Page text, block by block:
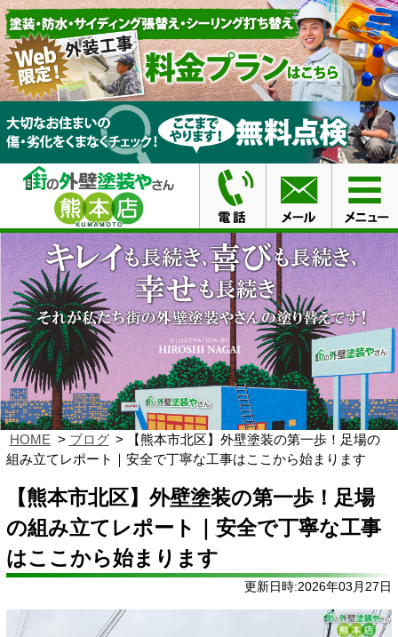
HOME ブログ
【熊本市北区】外壁塗装の第一歩！足場の
組み立てレポート｜安全で丁寧な工事はここから始まります
【熊本市北区】外壁塗装の第一歩！足場
の組み立てレポート｜安全で丁寧な工事
はここから始まります
更新日時:2026年03月27日